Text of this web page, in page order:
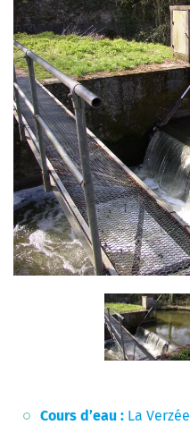
Cours d’eau : La Verzée